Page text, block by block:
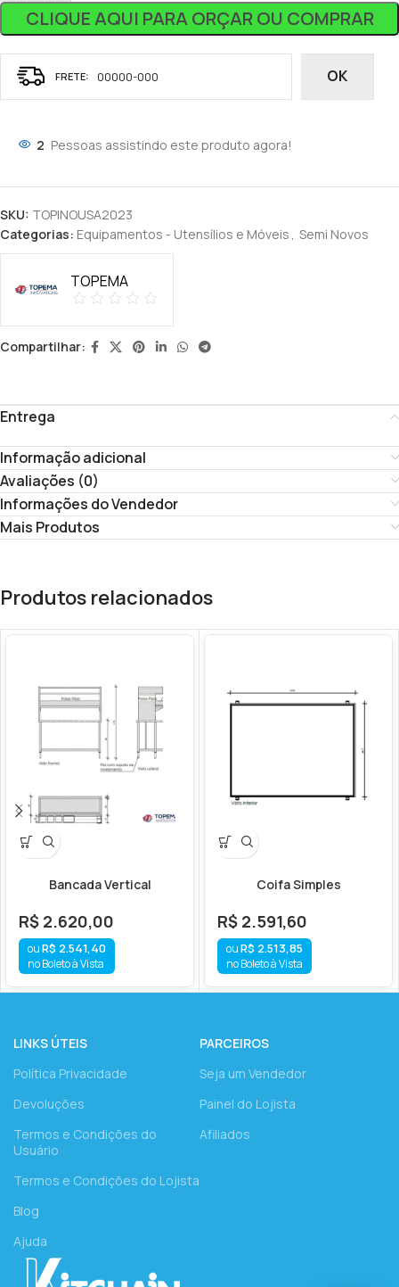
CLIQUE AQUI PARA ORÇAR OU COMPRAR
OK
2 Pessoas assistindo este produto agora!
SKU: TOPINOUSA2023
Categorias: Equipamentos - Utensílios e Móveis Semi Novos
TOPEMA
Compartilhar:
Entrega
Informação adicional
Avaliações (0)
Informações do Vendedor
Mais Produtos
Produtos relacionados
Bancada Vertical
R$ 2.620,00
R$ 2.541,40
no Boleto à Vista
Coifa Simples
R$ 2.591,60
R$ 2.513,85
no Boleto à Vista
LINKS ÚTEIS
Política Privacidade
Devoluções
Termos e Condições do
Usuário
Termos e Condições do Lojista
Blog
Ajuda
PARCEIROS
Seja um Vendedor
Painel do Lojista
Afiliados